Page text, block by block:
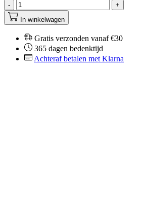
-
+
In winkelwagen
Gratis verzonden vanaf €30
365 dagen bedenktijd
Achteraf betalen met Klarna